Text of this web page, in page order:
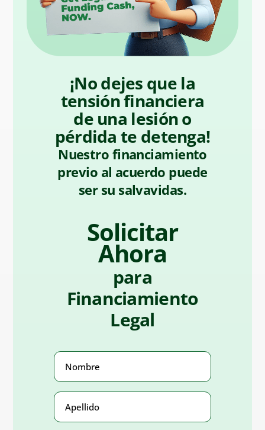
¡No dejes que la
tensión financiera
de una lesión o
pérdida te detenga!
Nuestro financiamiento
previo al acuerdo puede
ser su salvavidas.
Solicitar
Ahora
para
Financiamiento
Legal
Nombre
Apellido